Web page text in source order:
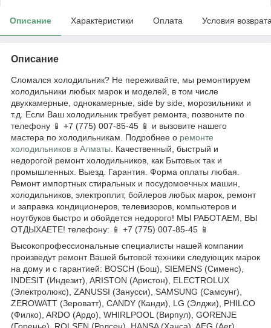
Описание Характеристики Оплата Условия
Описание
Сломался холодильник? Не переживайте, мы ремонтируем
холодильники любых марок и моделей, в том числе
двухкамерные, однокамерные, side by side, морозильники и
т.д. Если Ваш холодильник требует ремонта, позвоните по
телефону 📱 +7 (775) 007-85-45 📱 и вызовите нашего
мастера по холодильникам. Подробнее о ремонте
холодильников в Алматы . Качественный, быстрый и
недорогой ремонт холодильников, как Бытовых так и
промышленных. Выезд. Гарантия. Форма оплаты любая.
Ремонт импортных стиральных и посудомоечных машин,
холодильников, электроплит, бойлеров любых марок, ремонт
и заправка кондиционеров, телевизоров, компьютеров и
ноутбуков быстро и обойдется недорого! МЫ РАБОТАЕМ, ВЫ
ОТДЫХАЕТЕ! телефону: 📱 +7 (775) 007-85-45 📱
Высокопрофессиональные специалисты нашей компании
произведут ремонт Вашей бытовой техники следующих марок
на дому и с гарантией: BOSCH (Бош), SIEMENS (Сименс),
INDESIT (Индезит), ARISTON (Аристон), ELECTROLUX
(Электролюкс), ZANUSSI (Занусси), SAMSUNG (Самсунг),
ZEROWATT (Зероватт), CANDY (Канди), LG (Элджи), PHILCO
(Филко), ARDO (Ардо), WHIRLPOOL (Вирпул), GORENJE
(Горенье), ROLSEN (Ролсен), HANSA (Ханса), AEG (Аег),